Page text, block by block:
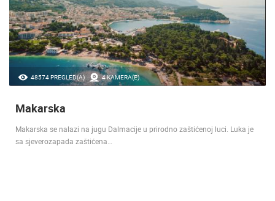
48574 PREGLED(A) 4 KAMERA(E)
Makarska
Makarska se nalazi na jugu Dalmacije u prirodno zaštićenoj luci. Luka je
sa sjeverozapada zaštićena…